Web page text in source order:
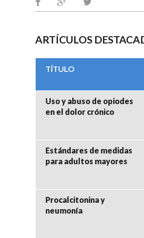
ARTÍCULOS
TÍTULO
Uso y abuso de opiodes
en el dolor crónico
Estándares de medidas
para adultos mayores
Procalcitonina y
neumonía